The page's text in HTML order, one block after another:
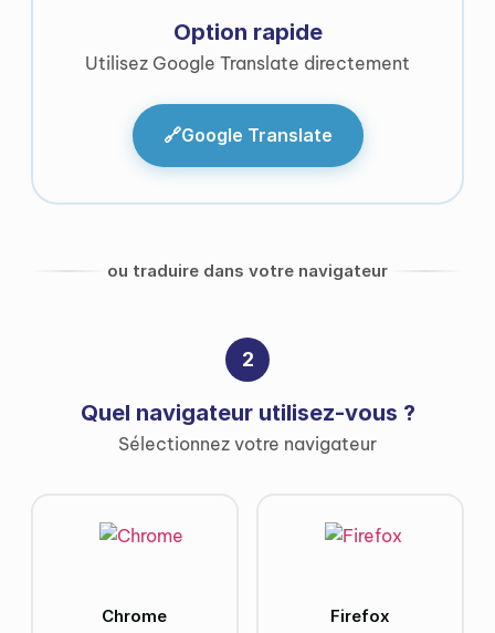
Option rapide
Utilisez Google Translate directement
🔗Google Translate
ou traduire dans votre navigateur
2
Quel navigateur utilisez-vous ?
Sélectionnez votre navigateur
Chrome Firefox